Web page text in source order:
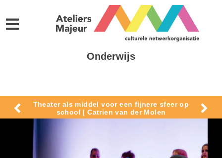
Onderwijs
Theater als middel voor een fijnere sfeer op
school | Catrien van der Molen